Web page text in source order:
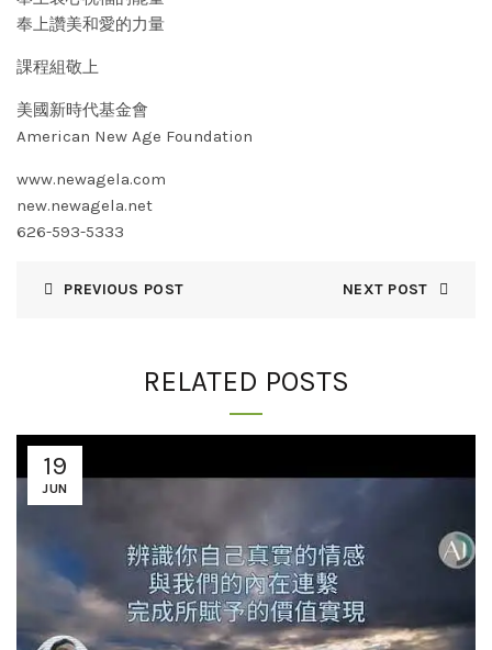
奉上讚美和愛的力量
課程組敬上
美國新時代基金會
American New Age Foundation
www.newagela.com
new.newagela.net
626-593-5333
PREVIOUS POST NEXT POST
RELATED POSTS
19
JUN